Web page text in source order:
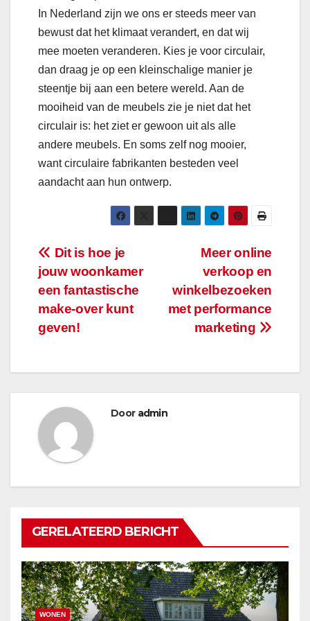
In Nederland zijn we ons er steeds meer van
bewust dat het klimaat verandert, en dat wij
mee moeten veranderen. Kies je voor circulair,
dan draag je op een kleinschalige manier je
steentje bij aan een betere wereld. Aan de
mooiheid van de meubels zie je niet dat het
circulair is: het ziet er gewoon uit als alle
andere meubels. En soms zelf nog mooier,
want circulaire fabrikanten besteden veel
aandacht aan hun ontwerp.
Bericht
navigatie
Meer online
verkoop en
winkelbezoeken
met performance
marketing
Dit is hoe je
jouw woonkamer
een fantastische
make-over kunt
geven!
Door admin
GERELATEERD BERICHT
WONEN